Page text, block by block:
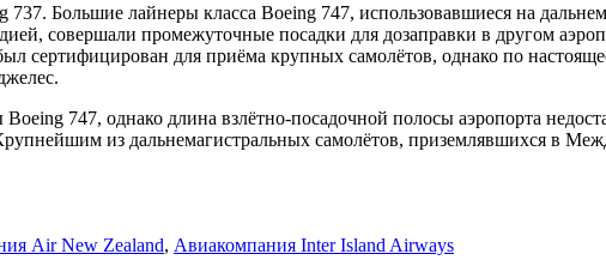
Большие лайнеры класса Boeing 747, использовавшиеся на
совершали промежуточные посадки для дозаправки в другом
сертифицирован для приёма крупных самолётов, однако по
747, однако длина взлётно-посадочной полосы аэропорта
из дальнемагистральных самолётов, приземлявшихся в
Air New Zealand, Авиакомпания Inter Island Airways